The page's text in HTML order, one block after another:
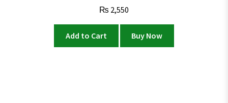
₨ 2,550
Add to Cart Buy Now